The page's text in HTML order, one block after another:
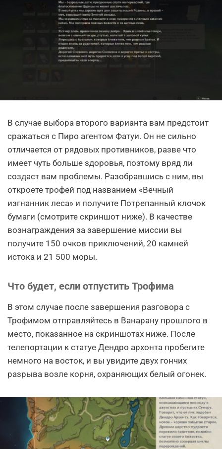
В случае выбора второго варианта вам предстоит
сражаться с Пиро агентом Фатуи. Он не сильно
отличается от рядовых противников, разве что
имеет чуть больше здоровья, поэтому вряд ли
создаст вам проблемы. Разобравшись с ним, вы
откроете трофей под названием «Вечный
изгнанник леса» и получите Потрепанный клочок
бумаги (смотрите скриншот ниже). В качестве
вознаграждения за завершение миссии вы
получите 150 очков приключений, 20 камней
истока и 21 500 моры.
Что будет, если отпустить Трофима
В этом случае после завершения разговора с
Трофимом отправляйтесь в Ванарану прошлого в
место, показанное на скриншотах ниже. После
телепортации к статуе Дендро архонта пробегите
немного на восток, и вы увидите двух гончих
разрыва возле корня, охраняющих белый огонек.